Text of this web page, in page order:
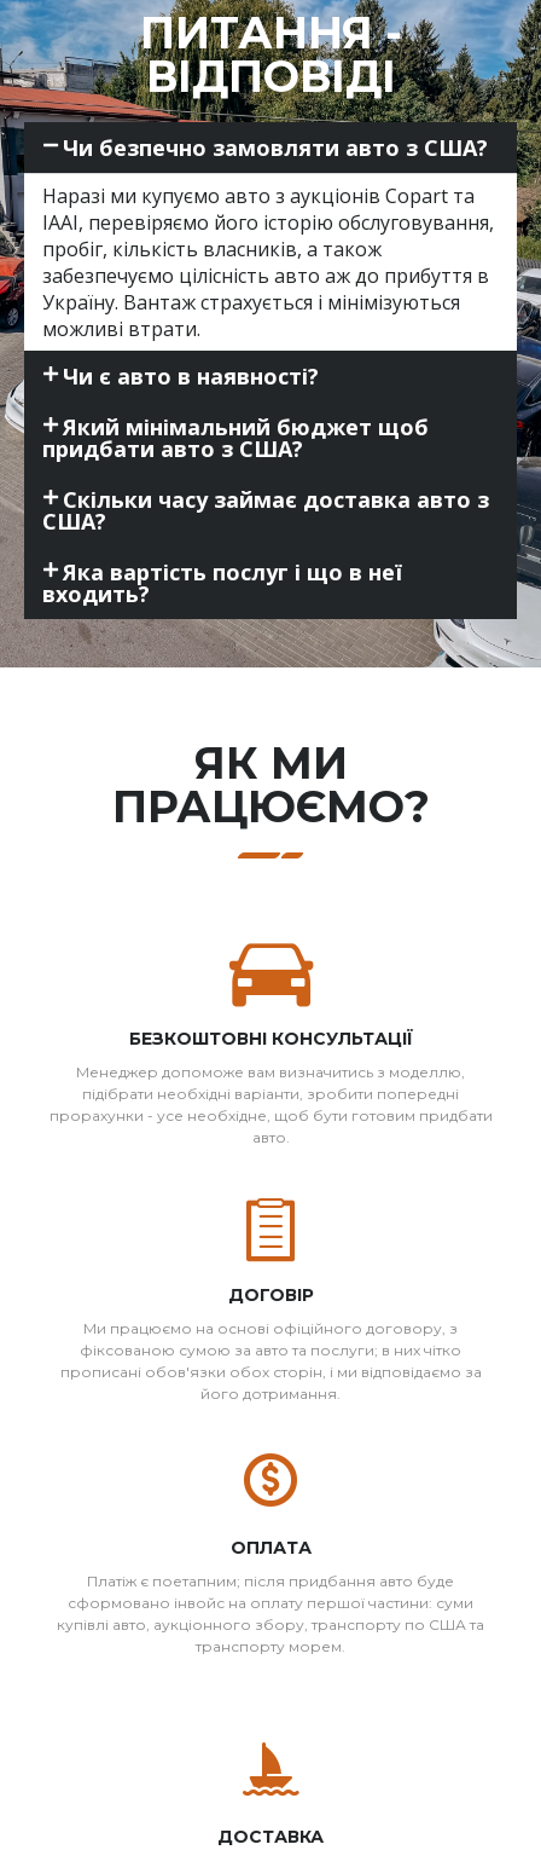
ПИТАННЯ -
ВІДПОВІДІ
Чи безпечно замовляти авто з США?
Наразі ми купуємо авто з аукціонів Copart та
IAAI, перевіряємо його історію обслуговування,
пробіг, кількість власників, а також
забезпечуємо цілісність авто аж до прибуття в
Україну. Вантаж страхується і мінімізуються
можливі втрати.
Чи є авто в наявності?
Який мінімальний бюджет щоб
придбати авто з США?
Скільки часу займає доставка авто з
США?
Яка вартість послуг і що в неї
входить?
ЯК МИ
ПРАЦЮЄМО?
БЕЗКОШТОВНІ КОНСУЛЬТАЦІЇ
Менеджер допоможе вам визначитись з моделлю,
підібрати необхідні варіанти, зробити попередні
прорахунки - усе необхідне, щоб бути готовим придбати
авто.
ДОГОВІР
Ми працюємо на основі офіційного договору, з
фіксованою сумою за авто та послуги; в них чітко
прописані обов'язки обох сторін, і ми відповідаємо за
його дотримання.
ОПЛАТА
Платіж є поетапним; після придбання авто буде
сформовано інвойс на оплату першої частини: суми
купівлі авто, аукціонного збору, транспорту по США та
транспорту морем.
ДОСТАВКА